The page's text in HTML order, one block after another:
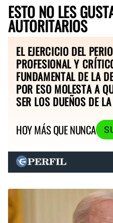
ESTO NO LES
AUTORITARIOS
EL EJERCICIO DEL
PROFESIONAL Y
FUNDAMENTAL DE LA
POR ESO MOLESTA A
SER LOS DUEÑOS DE
HOY MÁS QUE NUNCA